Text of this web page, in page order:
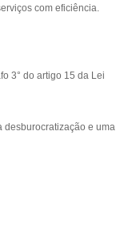
com eficiência.
3° do artigo 15 da Lei
desburocratização e uma